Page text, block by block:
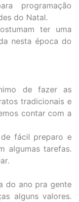
programação
do Natal.
ter uma
nesta época do
de fazer as
tradicionais e
contar com a
fácil preparo e
algumas tarefas.
do ano pra gente
alguns valores.